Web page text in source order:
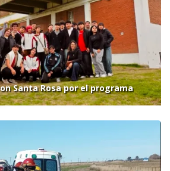
Santa Rosa por el programa